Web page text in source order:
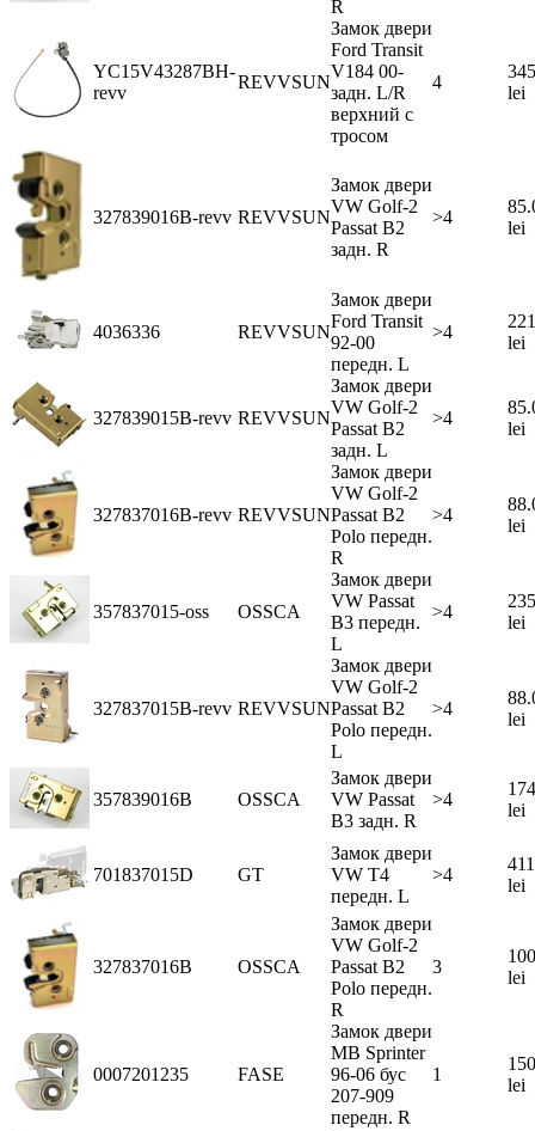
R
YC15V43287BH-
revv
REVVSUN
Замок двери
Ford Transit
V184 00-
задн. L/R
верхний с
тросом
4
lei
327839016B-revv REVVSUN
Замок двери
VW Golf-2
Passat B2
задн. R
>4
lei
4036336 REVVSUN
Замок двери
Ford Transit
92-00
передн. L
>4
lei
327839015B-revv REVVSUN
Замок двери
VW Golf-2
Passat B2
задн. L
>4
lei
327837016B-revv REVVSUN
Замок двери
VW Golf-2
Passat B2
Polo передн.
R
>4
lei
357837015-oss OSSCA
Замок двери
VW Passat
B3 передн.
L
>4
lei
327837015B-revv REVVSUN
Замок двери
VW Golf-2
Passat B2
Polo передн.
L
>4
lei
357839016B OSSCA
Замок двери
VW Passat
B3 задн. R
>4
lei
701837015D GT
Замок двери
VW T4
передн. L
>4
lei
327837016B OSSCA
Замок двери
VW Golf-2
Passat B2
Polo передн.
R
3
lei
0007201235 FASE
Замок двери
MB Sprinter
96-06 бус
207-909
передн. R
1
lei